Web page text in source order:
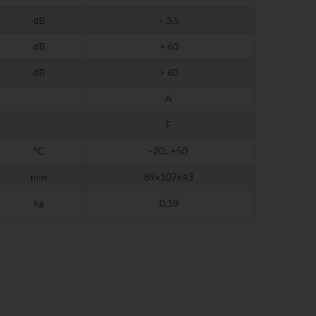
dB < 3,5
dB > 60
dB > 60
A
F
°C -20...+50
mm 89x107x43
kg 0,18